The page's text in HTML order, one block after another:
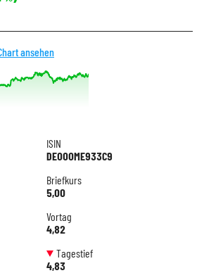
ansehen
ISIN
DE000ME933C9
Briefkurs
5,00
Vortag
4,82
Tagestief
4,83